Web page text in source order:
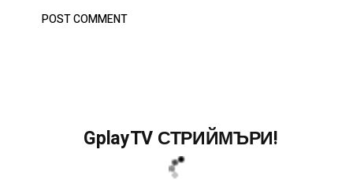
GplayTV СТРИЙМЪРИ!